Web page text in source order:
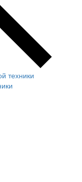
техники